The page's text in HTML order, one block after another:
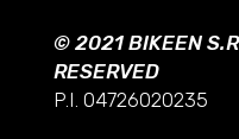
© 2021 BIKEEN
RESERVED
P.I. 04726020235